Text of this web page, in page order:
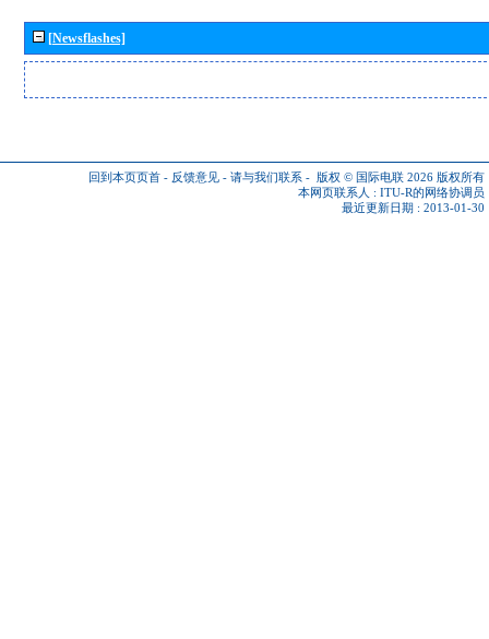
[Newsflashes]
回到本页页首 - 反馈意见 - 请与我们联系 - 版权 © 国际电联 2026 版权所有
本网页联系人 : ITU-R的网络协调员
最近更新日期 : 2013-01-30